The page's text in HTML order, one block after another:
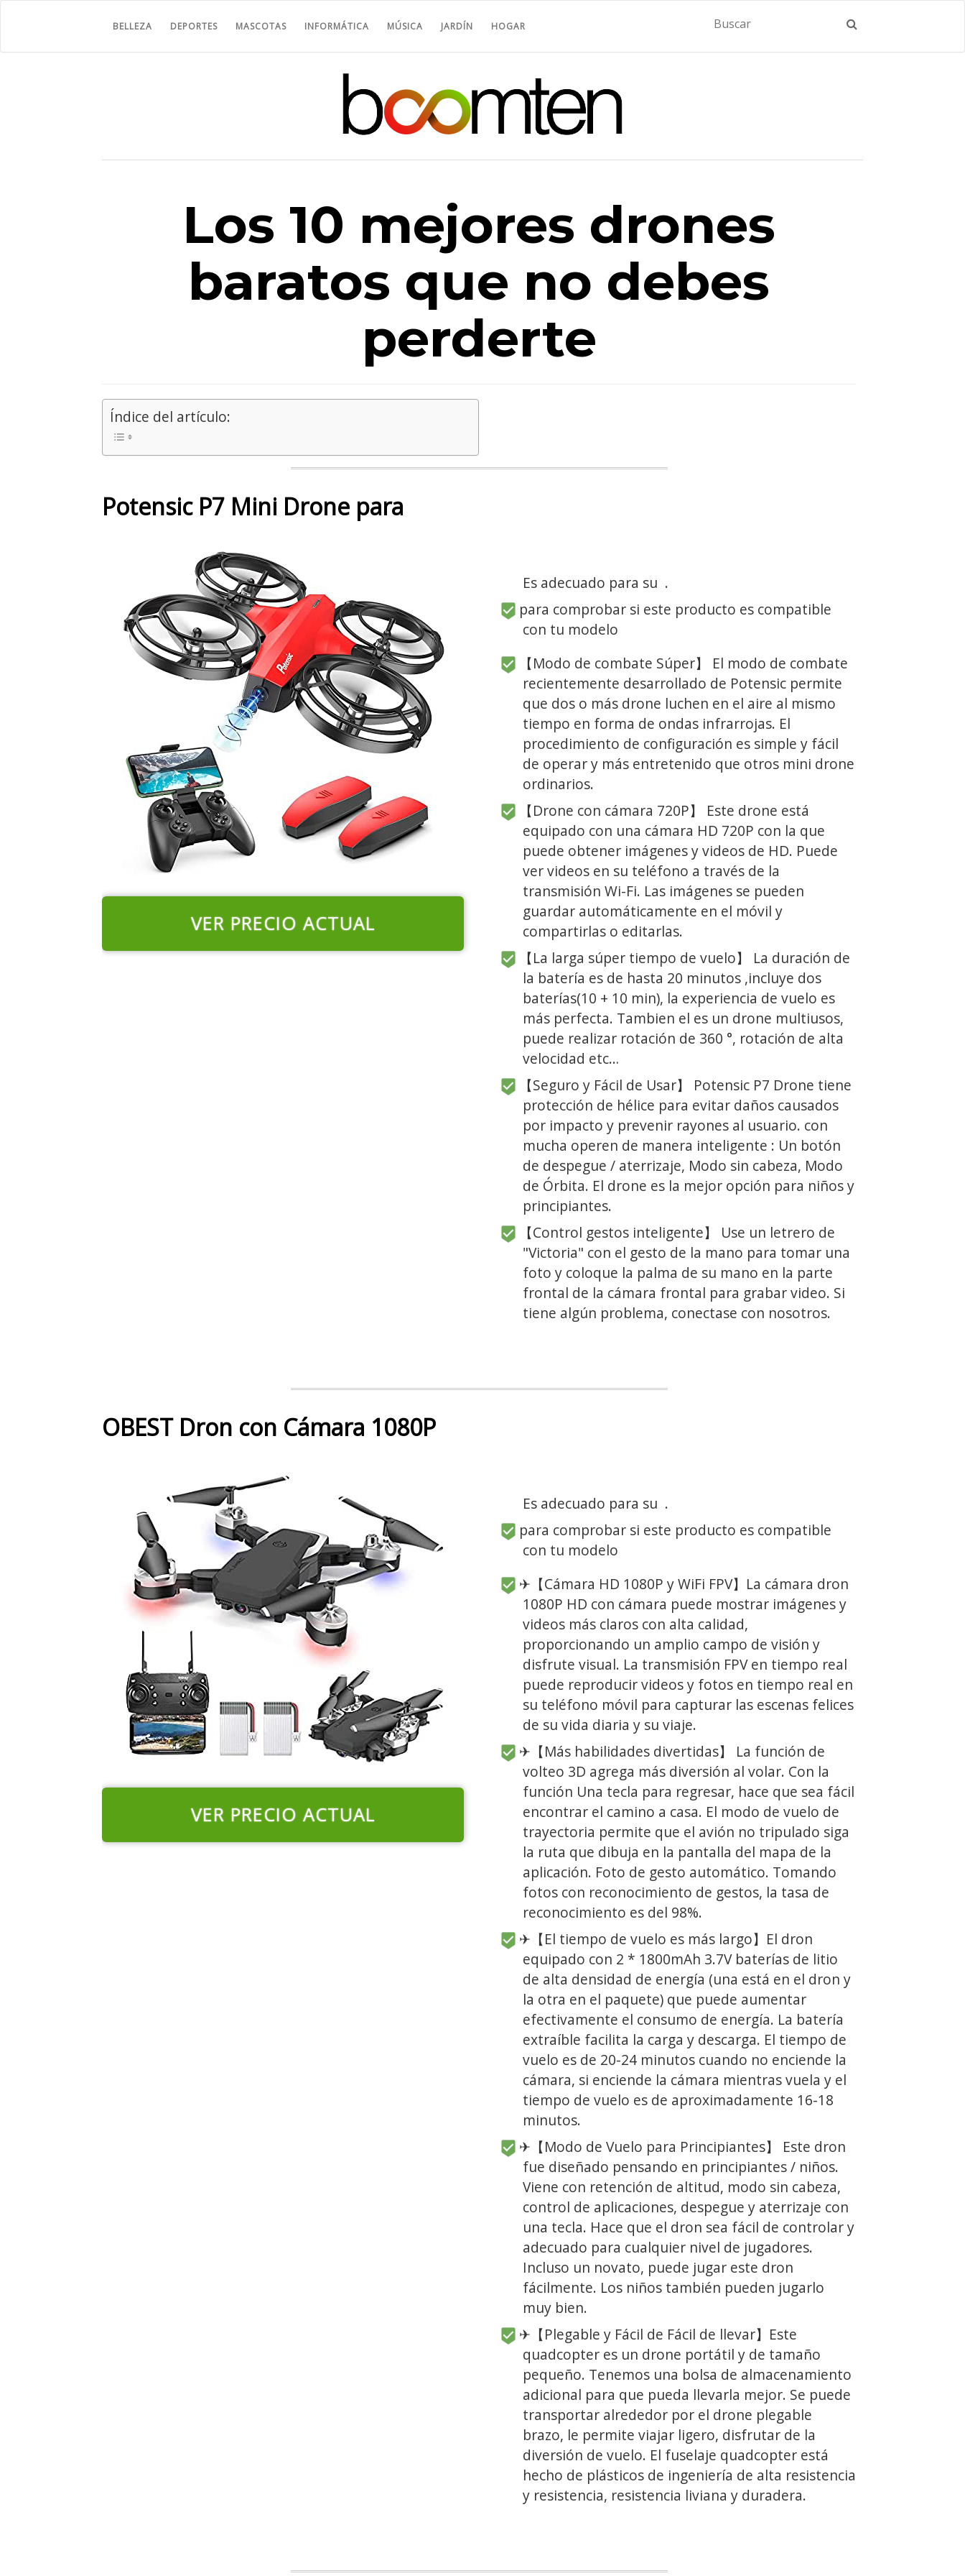
BELLEZA DEPORTES MASCOTAS INFORMÁTICA MÚSICA JARDÍN HOGAR
Los 10 mejores drones
baratos que no debes
perderte
Índice del artículo:
Potensic P7 Mini Drone para
VER PRECIO ACTUAL
Es adecuado para su .
para comprobar si este producto es compatible
con tu modelo
【Modo de combate Súper】 El modo de combate
recientemente desarrollado de Potensic permite
que dos o más drone luchen en el aire al mismo
tiempo en forma de ondas infrarrojas. El
procedimiento de configuración es simple y fácil
de operar y más entretenido que otros mini drone
ordinarios.
【Drone con cámara 720P】 Este drone está
equipado con una cámara HD 720P con la que
puede obtener imágenes y videos de HD. Puede
ver videos en su teléfono a través de la
transmisión Wi-Fi. Las imágenes se pueden
guardar automáticamente en el móvil y
compartirlas o editarlas.
【La larga súper tiempo de vuelo】 La duración de
la batería es de hasta 20 minutos ,incluye dos
baterías(10 + 10 min), la experiencia de vuelo es
más perfecta. Tambien el es un drone multiusos,
puede realizar rotación de 360 ​​°, rotación de alta
velocidad etc…
【Seguro y Fácil de Usar】 Potensic P7 Drone tiene
protección de hélice para evitar daños causados ​​
por impacto y prevenir rayones al usuario. con
mucha operen de manera inteligente : Un botón
de despegue / aterrizaje, Modo sin cabeza, Modo
de Órbita. El drone es la mejor opción para niños y
principiantes.
【Control gestos inteligente】 Use un letrero de
"Victoria" con el gesto de la mano para tomar una
foto y coloque la palma de su mano en la parte
frontal de la cámara frontal para grabar video. Si
tiene algún problema, conectase con nosotros.
OBEST Dron con Cámara 1080P
VER PRECIO ACTUAL
Es adecuado para su .
para comprobar si este producto es compatible
con tu modelo
✈【Cámara HD 1080P y WiFi FPV】La cámara dron
1080P HD con cámara puede mostrar imágenes y
videos más claros con alta calidad,
proporcionando un amplio campo de visión y
disfrute visual. La transmisión FPV en tiempo real
puede reproducir videos y fotos en tiempo real en
su teléfono móvil para capturar las escenas felices
de su vida diaria y su viaje.
✈【Más habilidades divertidas】 La función de
volteo 3D agrega más diversión al volar. Con la
función Una tecla para regresar, hace que sea fácil
encontrar el camino a casa. El modo de vuelo de
trayectoria permite que el avión no tripulado siga
la ruta que dibuja en la pantalla del mapa de la
aplicación. Foto de gesto automático. Tomando
fotos con reconocimiento de gestos, la tasa de
reconocimiento es del 98%.
✈【El tiempo de vuelo es más largo】El dron
equipado con 2 * 1800mAh 3.7V baterías de litio
de alta densidad de energía (una está en el dron y
la otra en el paquete) que puede aumentar
efectivamente el consumo de energía. La batería
extraíble facilita la carga y descarga. El tiempo de
vuelo es de 20-24 minutos cuando no enciende la
cámara, si enciende la cámara mientras vuela y el
tiempo de vuelo es de aproximadamente 16-18
minutos.
✈【Modo de Vuelo para Principiantes】 Este dron
fue diseñado pensando en principiantes / niños.
Viene con retención de altitud, modo sin cabeza,
control de aplicaciones, despegue y aterrizaje con
una tecla. Hace que el dron sea fácil de controlar y
adecuado para cualquier nivel de jugadores.
Incluso un novato, puede jugar este dron
fácilmente. Los niños también pueden jugarlo
muy bien.
✈【Plegable y Fácil de Fácil de llevar】Este
quadcopter es un drone portátil y de tamaño
pequeño. Tenemos una bolsa de almacenamiento
adicional para que pueda llevarla mejor. Se puede
transportar alrededor por el drone plegable
brazo, le permite viajar ligero, disfrutar de la
diversión de vuelo. El fuselaje quadcopter está
hecho de plásticos de ingeniería de alta resistencia
y resistencia, resistencia liviana y duradera.